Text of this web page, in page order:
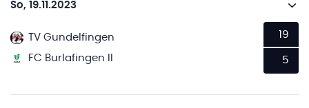
So, 19.11.2023
TV Gundelfingen
FC Burlafingen II
19
5